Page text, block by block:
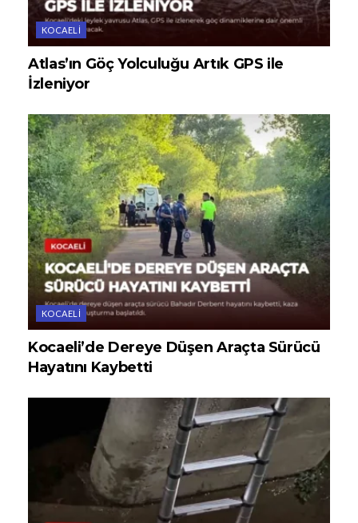
KOCAELI
Atlas’ın Göç Yolculuğu Artık GPS ile
İzleniyor
KOCAELI
Kocaeli’de Dereye Düşen Araçta Sürücü
Hayatını Kaybetti